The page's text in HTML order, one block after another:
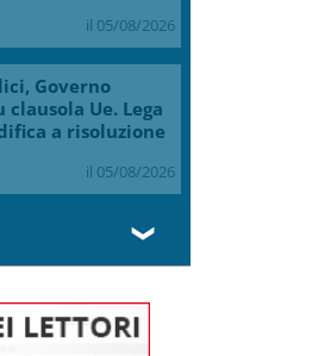
il 05/08/2026
Governo
clausola Ue. Lega
a risoluzione
il 05/08/2026
❯